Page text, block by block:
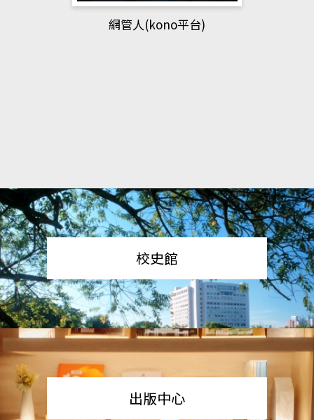
校史館
出版中心